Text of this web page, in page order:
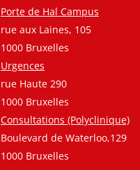
Porte de Hal Campus
rue aux Laines, 105
1000 Bruxelles
Urgences
rue Haute 290
1000 Bruxelles
Consultations (Polyclinique)
Boulevard de Waterloo,129
1000 Bruxelles